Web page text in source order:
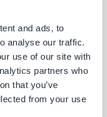
and ads, to
analyse our traffic.
use of our site with
partners who
that you’ve
from your use
sein.
der App
Ratschläge
anbieten. Indem
Markt für
Sie